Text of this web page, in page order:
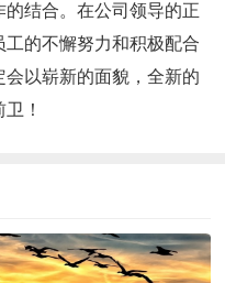
结合。在公司领导的正
的不懈努力和积极配合
以崭新的面貌，全新的
！